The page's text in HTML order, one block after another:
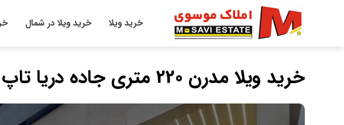
خرید ویلا خرید ویلا در شمال
خرید ویلا مدرن 220 متری جاده دریا تاپ لوکیشن